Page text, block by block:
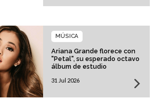
Ariana Grande florece con
"Petal", su esperado octavo
álbum de estudio
MÚSICA
31 Jul 2026